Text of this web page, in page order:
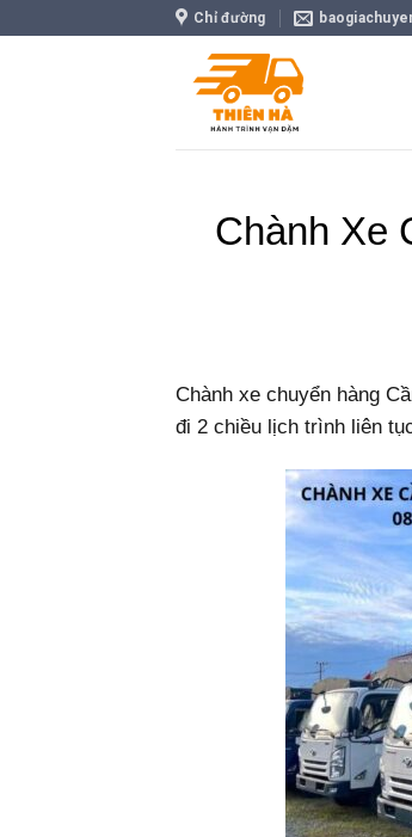
Chỉ đường
Chành Xe
Chành xe chuyển hàng
đi 2 chiều lịch trình liên